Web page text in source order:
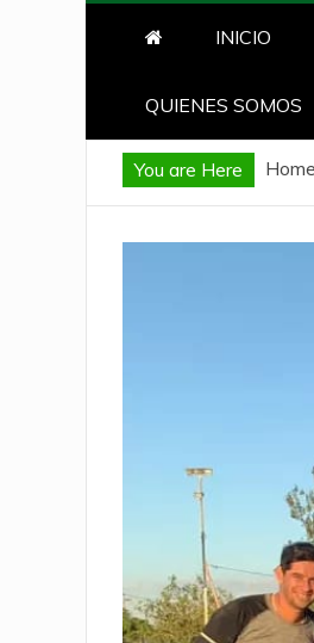
INICIO
QUIENES SOMOS
You are Here Home